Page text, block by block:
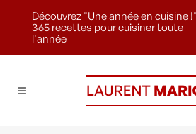
Découvrez "Une année en cuisine
365 recettes pour cuisiner toute
l'année